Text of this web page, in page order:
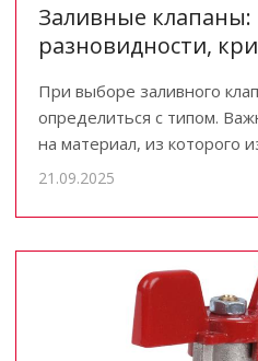
Заливные
разновидности,
При выборе заливного
определиться с типом.
на материал, из которого
21.09.2025